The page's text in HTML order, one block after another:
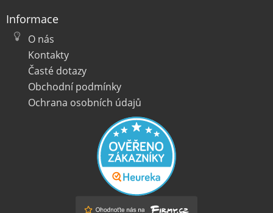
Informace
O nás
Kontakty
Časté dotazy
Obchodní podmínky
Ochrana osobních údajů